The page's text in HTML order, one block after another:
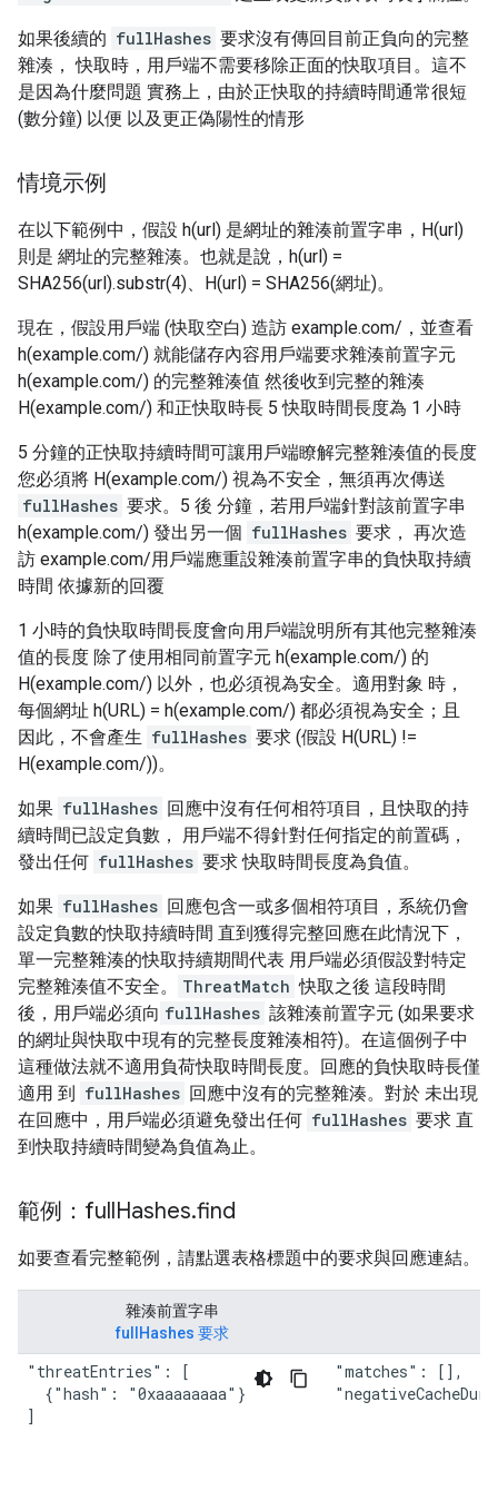
如果後續的 fullHashes 要求沒有傳回目前正負向的完整
雜湊， 快取時，用戶端不需要移除正面的快取項目。這不
是因為什麼問題 實務上，由於正快取的持續時間通常很短
(數分鐘) 以便 以及更正偽陽性的情形
情境示例
在以下範例中，假設 h(url) 是網址的雜湊前置字串，H(url)
則是 網址的完整雜湊。也就是說，h(url) =
SHA256(url).substr(4)、H(url) = SHA256(網址)。
現在，假設用戶端 (快取空白) 造訪 example.com/，並查看
h(example.com/) 就能儲存內容用戶端要求雜湊前置字元
h(example.com/) 的完整雜湊值 然後收到完整的雜湊
H(example.com/) 和正快取時長 5 快取時間長度為 1 小時
5 分鐘的正快取持續時間可讓用戶端瞭解完整雜湊值的長度
您必須將 H(example.com/) 視為不安全，無須再次傳送
fullHashes 要求。5 後 分鐘，若用戶端針對該前置字串
h(example.com/) 發出另一個 fullHashes 要求， 再次造
訪 example.com/用戶端應重設雜湊前置字串的負快取持續
時間 依據新的回覆
1 小時的負快取時間長度會向用戶端說明所有其他完整雜湊
值的長度 除了使用相同前置字元 h(example.com/) 的
H(example.com/) 以外，也必須視為安全。適用對象 時，
每個網址 h(URL) = h(example.com/) 都必須視為安全；且
因此，不會產生 fullHashes 要求 (假設 H(URL) !=
H(example.com/))。
如果 fullHashes 回應中沒有任何相符項目，且快取的持
續時間已設定負數， 用戶端不得針對任何指定的前置碼，
發出任何 fullHashes 要求 快取時間長度為負值。
如果 fullHashes 回應包含一或多個相符項目，系統仍會
設定負數的快取持續時間 直到獲得完整回應在此情況下，
單一完整雜湊的快取持續期間代表 用戶端必須假設對特定
完整雜湊值不安全。
ThreatMatch 快取之後 這段時間
後，用戶端必須向 fullHashes 該雜湊前置字元 (如果要求
的網址與快取中現有的完整長度雜湊相符)。在這個例子中
這種做法就不適用負荷快取時間長度。回應的負快取時長僅
適用 到 fullHashes 回應中沒有的完整雜湊。對於 未出現
在回應中，用戶端必須避免發出任何 fullHashes 要求 直
到快取持續時間變為負值為止。
範例：fullHashes.find
如要查看完整範例，請點選表格標題中的要求與回應連結。
雜湊前置字串
fullHashes 要求
"threatEntries": [
  {"hash": "0xaaaaaaaa"}
]
"matches": [],